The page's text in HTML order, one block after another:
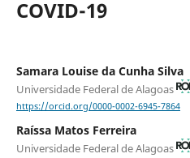
COVID-19
Samara Louise da Cunha Silva
Universidade Federal de Alagoas
https://orcid.org/0000-0002-6945-7864
Raíssa Matos Ferreira
Universidade Federal de Alagoas